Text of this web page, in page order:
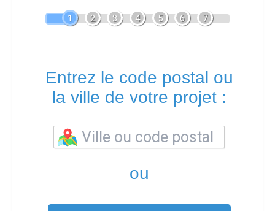
1 2 3 4 5 6 7
Entrez le code postal ou
la ville de votre projet :
ou